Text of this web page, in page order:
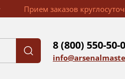
Прием заказов
8 (800) 550-50-